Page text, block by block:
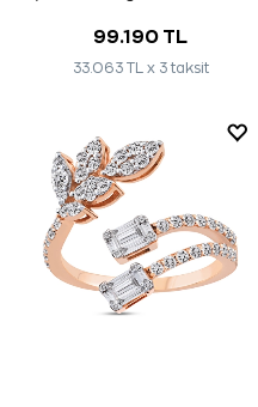
99.190 TL
33.063 TL x 3 taksit